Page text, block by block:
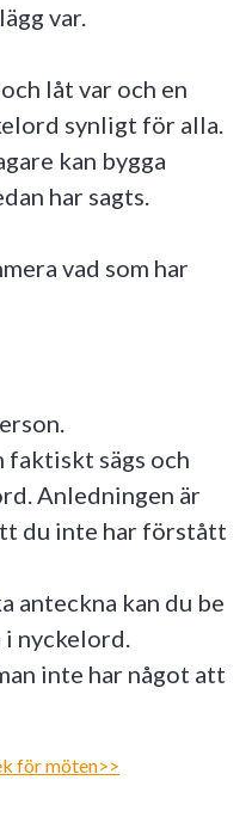
var.
låt var och en
synligt för alla.
kan bygga
har sagts.
vad som har
faktiskt sägs och
Anledningen är
du inte har förstått
anteckna kan du be
i nyckelord.
inte har något att
för möten>>